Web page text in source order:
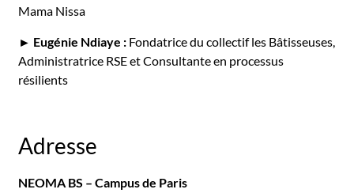
Mama Nissa
► Eugénie Ndiaye : Fondatrice du collectif les Bâtisseuses,
Administratrice RSE et Consultante en processus
résilients
Adresse
NEOMA BS – Campus de Paris